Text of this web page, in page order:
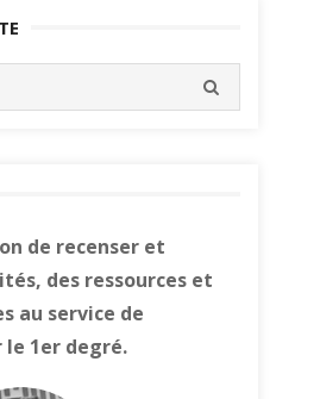
de recenser et
des ressources et
au service de
1er degré.